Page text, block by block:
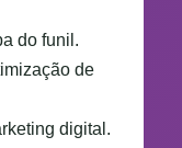
do funil.
de
digital.